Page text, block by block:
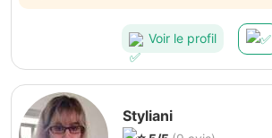
Voir le profil
Styliani